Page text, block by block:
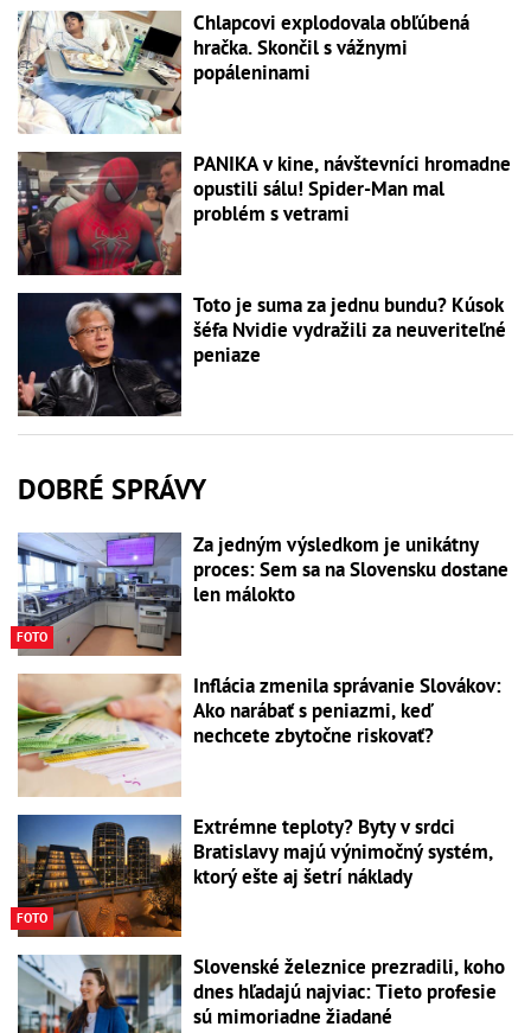
Chlapcovi explodovala obľúbená
hračka. Skončil s vážnymi
popáleninami
PANIKA v kine, návštevníci hromadne
opustili sálu! Spider-Man mal
problém s vetrami
Toto je suma za jednu bundu? Kúsok
šéfa Nvidie vydražili za neuveriteľné
peniaze
DOBRÉ SPRÁVY
FOTO
Za jedným výsledkom je unikátny
proces: Sem sa na Slovensku dostane
len málokto
Inflácia zmenila správanie Slovákov:
Ako narábať s peniazmi, keď
nechcete zbytočne riskovať?
FOTO
Extrémne teploty? Byty v srdci
Bratislavy majú výnimočný systém,
ktorý ešte aj šetrí náklady
Slovenské železnice prezradili, koho
dnes hľadajú najviac: Tieto profesie
sú mimoriadne žiadané